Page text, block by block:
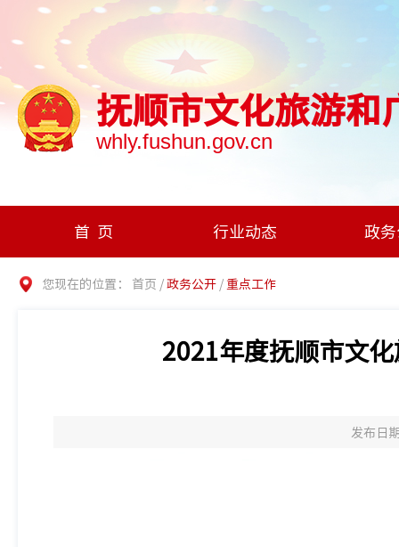
抚顺市文化旅游和
whly.fushun.gov.cn
首页 行业动态 政
您现在的位置： 首页 /政务公开 / 重点工作
2021年度抚顺市文
发布日